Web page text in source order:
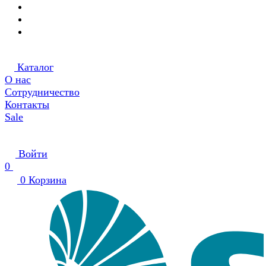
Каталог
О нас
Сотрудничество
Контакты
Sale
Войти
0
0 Корзина